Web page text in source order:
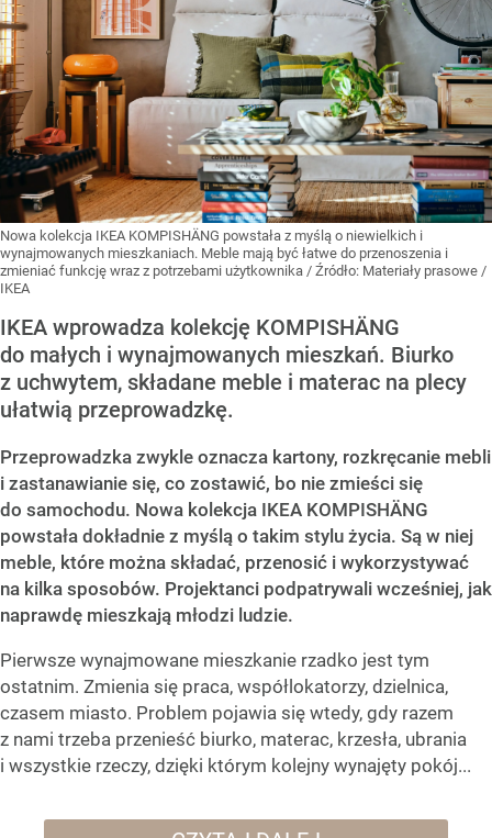
Nowa kolekcja IKEA KOMPISHÄNG powstała z myślą o niewielkich i
wynajmowanych mieszkaniach. Meble mają być łatwe do przenoszenia i
zmieniać funkcję wraz z potrzebami użytkownika / Źródło: Materiały prasowe /
IKEA
IKEA wprowadza kolekcję KOMPISHÄNG
do małych i wynajmowanych mieszkań. Biurko
z uchwytem, składane meble i materac na plecy
ułatwią przeprowadzkę.
Przeprowadzka zwykle oznacza kartony, rozkręcanie mebli
i zastanawianie się, co zostawić, bo nie zmieści się
do samochodu. Nowa kolekcja IKEA KOMPISHÄNG
powstała dokładnie z myślą o takim stylu życia. Są w niej
meble, które można składać, przenosić i wykorzystywać
na kilka sposobów. Projektanci podpatrywali wcześniej, jak
naprawdę mieszkają młodzi ludzie.
Pierwsze wynajmowane mieszkanie rzadko jest tym
ostatnim. Zmienia się praca, współlokatorzy, dzielnica,
czasem miasto. Problem pojawia się wtedy, gdy razem
z nami trzeba przenieść biurko, materac, krzesła, ubrania
i wszystkie rzeczy, dzięki którym kolejny wynajęty pokój...